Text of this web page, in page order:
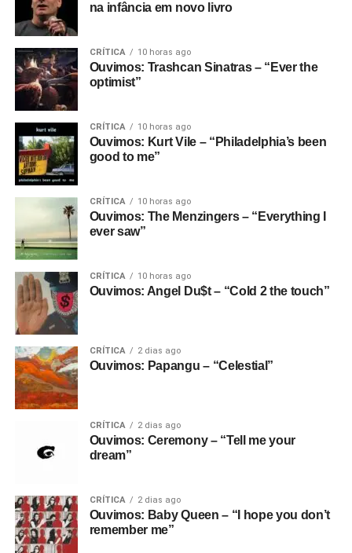
na infância em novo livro
CRÍTICA 10 horas ago
Ouvimos: Trashcan Sinatras – “Ever the
optimist”
CRÍTICA 10 horas ago
Ouvimos: Kurt Vile – “Philadelphia’s been
good to me”
CRÍTICA 10 horas ago
Ouvimos: The Menzingers – “Everything I
ever saw”
CRÍTICA 10 horas ago
Ouvimos: Angel Du$t – “Cold 2 the touch”
CRÍTICA 2 dias ago
Ouvimos: Papangu – “Celestial”
CRÍTICA 2 dias ago
Ouvimos: Ceremony – “Tell me your
dream”
CRÍTICA 2 dias ago
Ouvimos: Baby Queen – “I hope you don’t
remember me”